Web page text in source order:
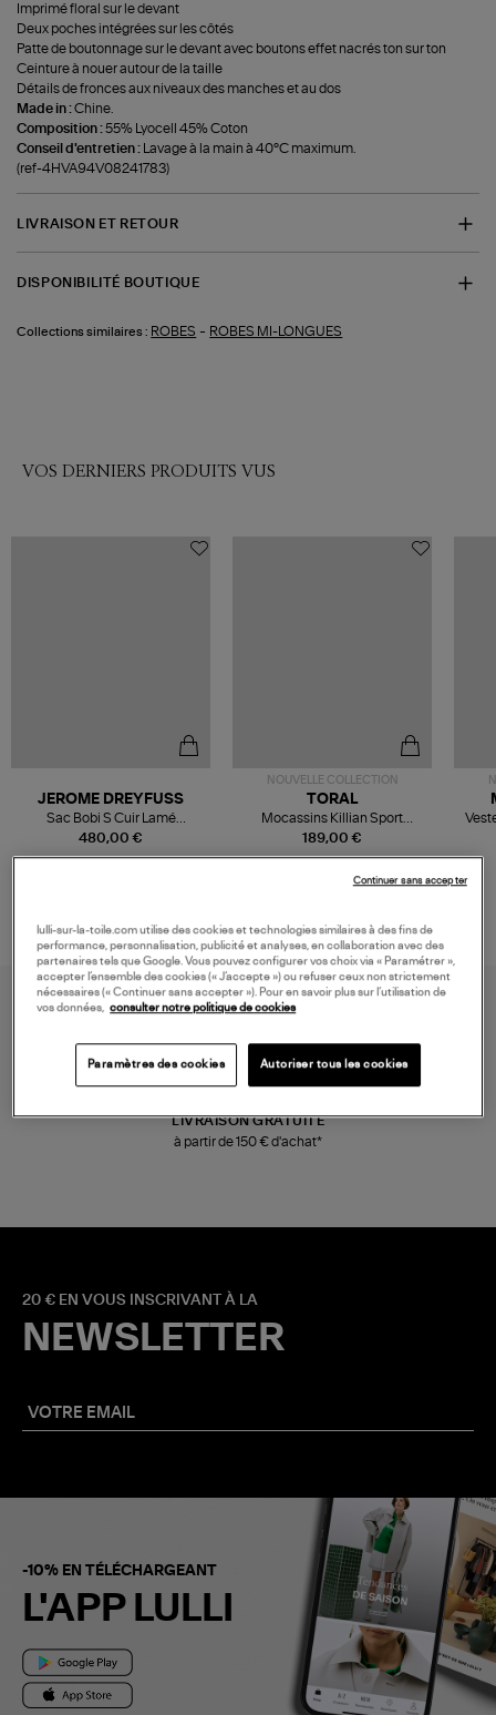
Imprimé floral sur le devant
Deux poches intégrées sur les côtés
Patte de boutonnage sur le devant avec boutons effet nacrés ton sur ton
Ceinture à nouer autour de la taille
Détails de fronces aux niveaux des manches et au dos
Made in :Chine.
Composition :55% Lyocell 45% Coton
Conseil d'entretien :
Lavage à la main à 40°C maximum.
(ref-4HVA94V08241783)
LIVRAISON ET RETOUR
DISPONIBILITÉ BOUTIQUE
Collections similaires : ROBES - ROBES MI-LONGUES
VOS DERNIERS PRODUITS VUS
480,00 €
JEROME DREYFUSS
Sac Bobi S Cuir Lamé
Champagne
NOUVELLE COLLECTION
189,00 €
TORAL
Mocassins Killian Sport
Mousse
LIVRAISON GRATUITE
à partir de 150 € d'achat*
20 € EN VOUS INSCRIVANT À LA
NEWSLETTER
-10% EN TÉLÉCHARGEANT
L'APP LULLI
lulli-sur-la-toile.com utilise des cookies et technologies similaires à des fins de
performance, personnalisation, publicité et analyses, en collaboration avec des
partenaires tels que Google. Vous pouvez configurer vos choix via « Paramétrer »,
accepter l’ensemble des cookies (« J’accepte ») ou refuser ceux non strictement
nécessaires (« Continuer sans accepter »). Pour en savoir plus sur l’utilisation de
vos données,
consulter notre politique de cookies
Paramètres des cookies Autoriser tous les cookies
Continuer sans accepter